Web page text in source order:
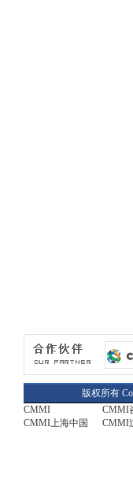
版权所有
CMMI
CMMI
CMMI上海中国
CMMI